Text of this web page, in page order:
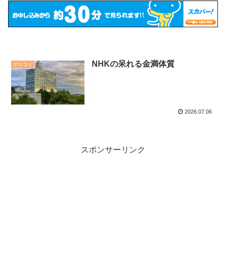
マスコミ NHKの呆れる金満体質
2026.07.06
スポンサーリンク